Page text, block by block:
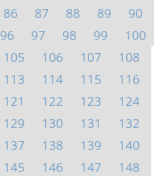
86 87 88 89
90
96 97 98 99
100
105 106 107
108
113 114 115
116
121 122 123
124
129 130 131
132
137 138 139
140
145 146 147
148